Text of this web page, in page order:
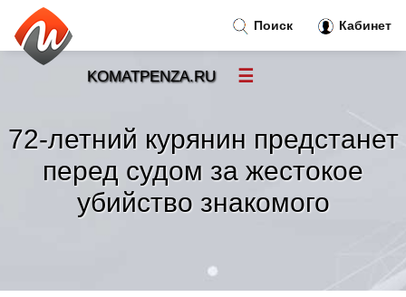
72-летний курянин предстанет
перед судом за жестокое
убийство знакомого
Поиск Кабинет
KOMATPENZA.RU ☰
Новости»
Тренды новостей»
Рубрики»